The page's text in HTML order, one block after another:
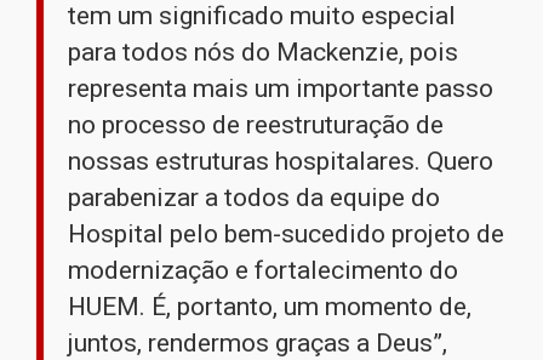
tem um significado muito especial
para todos nós do Mackenzie, pois
representa mais um importante passo
no processo de reestruturação de
nossas estruturas hospitalares. Quero
parabenizar a todos da equipe do
Hospital pelo bem-sucedido projeto de
modernização e fortalecimento do
HUEM. É, portanto, um momento de,
juntos, rendermos graças a Deus”,